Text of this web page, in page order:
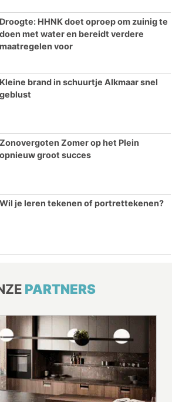
Droogte: HHNK doet oproep om zuinig te
doen met water en bereidt verdere
maatregelen voor
Kleine brand in schuurtje Alkmaar snel
geblust
Zonovergoten Zomer op het Plein
opnieuw groot succes
Wil je leren tekenen of portrettekenen?
PARTNERS